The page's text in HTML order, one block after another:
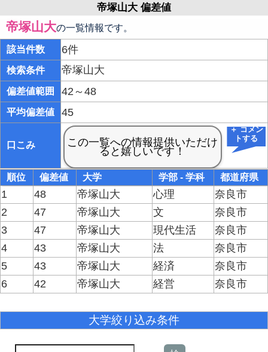
帝塚山大 偏差値
帝塚山大の一覧情報です。
該当件数 6件
検索条件 帝塚山大
偏差値範囲 42～48
平均偏差値 45
口こみ
＋ コメン
トする
順位 偏差値 大学 学部 - 学科 都道府県
1 48 帝塚山大 心理
奈良市
2
47 帝塚山大 文
奈良市
3
47 帝塚山大 現代生活
奈良市
4
43 帝塚山大 法
奈良市
5
43 帝塚山大 経済
奈良市
6
42 帝塚山大 経営 奈良市
大学絞り込み条件